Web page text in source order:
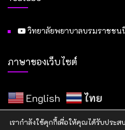
วิทยาลัยพยาบาลบรมราชชน
ภาษาของเว็บไซต์
English ไทย
เรากำลังใช้คุกกี้เพื่อให้คุณได้รับประ